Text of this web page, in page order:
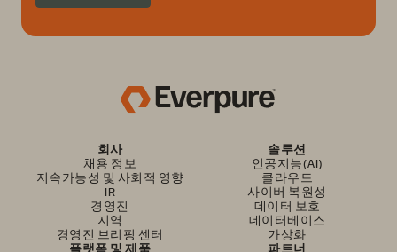
회사
채용 정보
지속가능성 및 사회적 영향
IR
경영진
지역
경영진 브리핑 센터
솔루션
인공지능(AI)
클라우드
사이버 복원성
데이터 보호
데이터베이스
가상화
플랫폼 및 제품
파트너